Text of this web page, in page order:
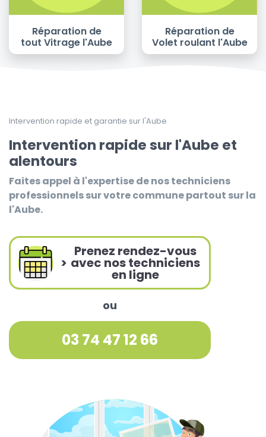
Réparation de
tout Vitrage l'Aube
Réparation de
Volet roulant l'Aube
Intervention rapide et garantie sur l'Aube
Intervention rapide sur l'Aube et
alentours
Faites appel à l'expertise de nos techniciens
professionnels sur votre commune partout sur la
l'Aube.
>
Prenez rendez-vous
avec nos techniciens
en ligne
ou
03 74 47 12 66